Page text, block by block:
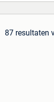
87 resultaten